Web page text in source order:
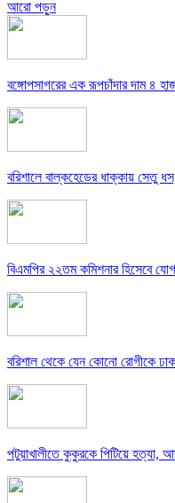
আরো পড়ুন
বঙ্গোপসাগরের এক রূপচাঁদার দাম ৪
বরিশালে বাল্কহেডের ধাক্কায় সেতু
বিএমপির ২২তম কমিশনার হিসেবে
বরিশাল থেকে যেন কোনো রোগীকে
পটুয়াখালীতে কুকুরকে পিটিয়ে হত্যা,